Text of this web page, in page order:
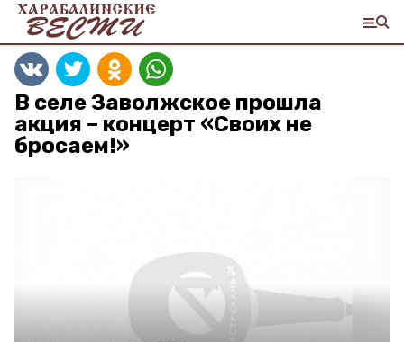
В селе Заволжское прошла
акция – концерт «Своих не
бросаем!»